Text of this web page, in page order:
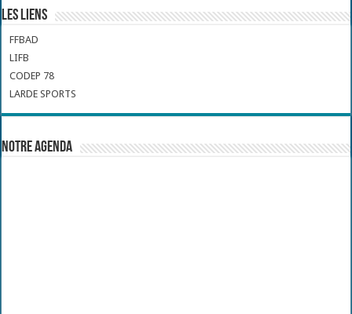
Les liens
FFBAD
LIFB
CODEP 78
LARDE SPORTS
Notre Agenda